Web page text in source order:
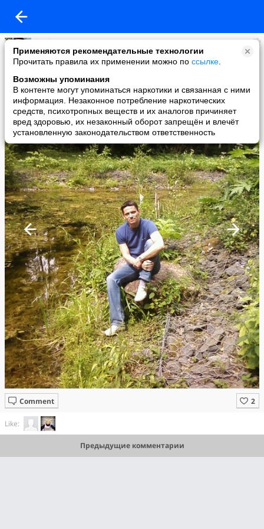
Применяются рекомендательные технологии
Прочитать правила их применении можно по ссылке
Возможны упоминания
В контенте могут упоминаться наркотики и связанная с ними
информация. Незаконное потребление наркотических
средств, психотропных веществ и их аналогов причиняет
вред здоровью, их незаконный оборот запрещён и влечёт
установленную законодательством ответственность
kenk2a
added a photo
18 Feb в 22:19
Comment
Like:
Предыдущие комментарии